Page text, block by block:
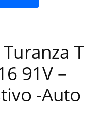
T
91V –
-Auto